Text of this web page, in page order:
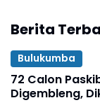
Berita
Bulukumba
72 Calon
Digembleng,